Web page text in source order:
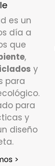
es un
día a
que
,
y
para
para
y
diseño
>